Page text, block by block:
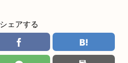
シェアする